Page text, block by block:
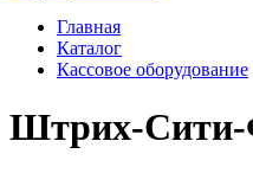
Главная
Каталог
Кассовое оборудование
Штрих-